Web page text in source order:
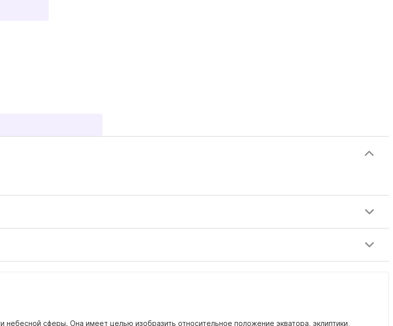
сферы. Она имеет целью изобразить относительное положение экватора, эклиптики,